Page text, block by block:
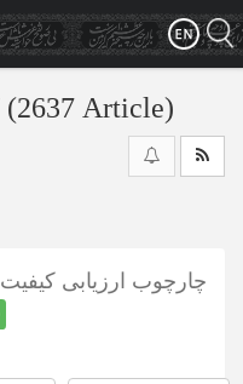
(2637 Article)
چارچوب ارزیابی